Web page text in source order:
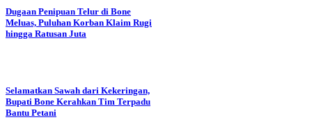
Dugaan Penipuan Telur di Bone
Meluas, Puluhan Korban Klaim Rugi
hingga Ratusan Juta
Selamatkan Sawah dari Kekeringan,
Bupati Bone Kerahkan Tim Terpadu
Bantu Petani